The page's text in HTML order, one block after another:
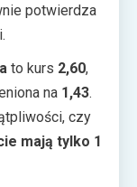
potwierdza
to kurs 2,60,
na 1,43.
czy
mają tylko 1